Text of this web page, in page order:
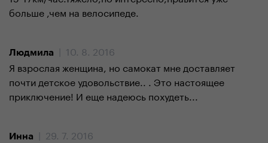
больше ,чем на велосипеде.
Людмила
| 10. 8. 2016
Я взрослая женщина, но самокат мне доставляет
почти детское удовольствие.. . Это настоящее
приключение! И еще надеюсь похудеть...
Инна
| 29. 7. 2016